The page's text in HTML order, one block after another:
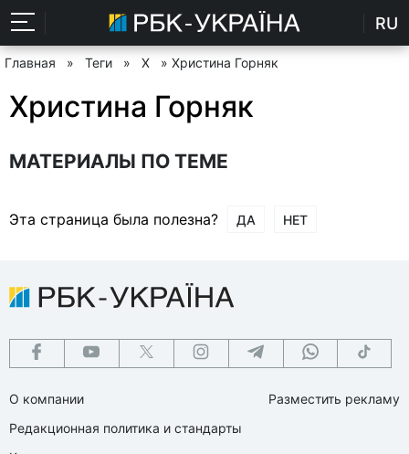
RU
Главная » Теги » Х » Христина Горняк
Христина Горняк
МАТЕРИАЛЫ ПО ТЕМЕ
Эта страница была полезна? ДА НЕТ
О компании
Редакционная политика и стандарты
Разместить рекламу